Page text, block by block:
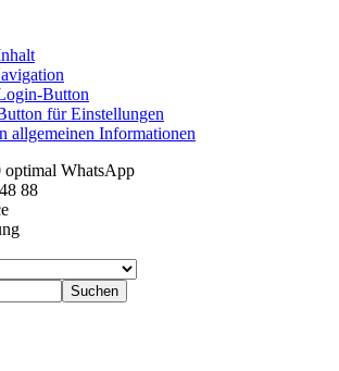
Button
für Einstellungen
allgemeinen Informationen
optimal WhatsApp
88
Suchen